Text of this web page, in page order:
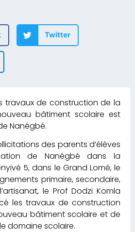
Twitter
travaux de construction de la
bâtiment scolaire est
Nanégbé.
des parents d’élèves
de Nanégbé dans la
5, dans le Grand Lomé, le
primaire, secondaire,
le Prof Dodzi Komla
les travaux de construction
bâtiment scolaire et de
domaine scolaire.